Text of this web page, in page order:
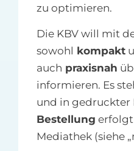
zu optimieren.
Die KBV will mit
sowohl kompakt
auch praxisnah
informieren. Es
und in gedruckter
Bestellung erfolgt
Mediathek (siehe